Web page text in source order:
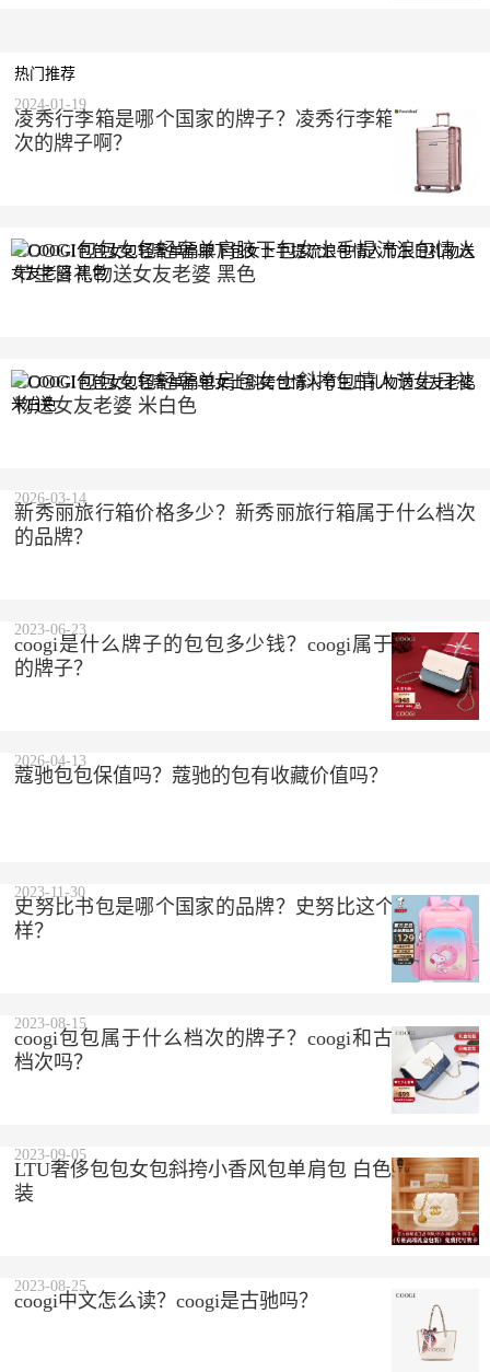
热门推荐
凌秀行李箱是哪个国家的牌子？凌秀行李箱是什么档
次的牌子啊？
2024-01-19
COOGI包包女包轻奢单肩腋下包女士手提流浪包情人
节生日礼物送女友老婆 黑色
COOGI包包女包轻奢单肩包女士斜挎包情人节生日礼
物送女友老婆 米白色
新秀丽旅行箱价格多少？新秀丽旅行箱属于什么档次
的品牌？
2026-03-14
coogi是什么牌子的包包多少钱？coogi属于什么档次
的牌子？
2023-06-23
蔻驰包包保值吗？蔻驰的包有收藏价值吗？
2026-04-13
史努比书包是哪个国家的品牌？史努比这个品牌怎么
样？
2023-11-30
coogi包包属于什么档次的牌子？coogi和古驰是一个
档次吗？
2023-08-15
LTU奢侈包包女包斜挎小香风包单肩包 白色 精美礼盒
装
2023-09-05
coogi中文怎么读？coogi是古驰吗？
2023-08-25